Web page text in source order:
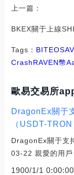
上一篇：
BKEX關于上線
Tags： BITEOS
CrashRAVEN幣
歐易交易所
DragonEx關于
（USDT-
DragonEx關于支
03-22 親愛的用戶
1900/1/1 0:00:00